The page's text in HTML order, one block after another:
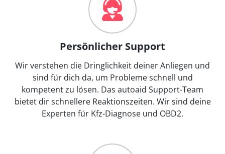
Persönlicher Support
Wir verstehen die Dringlichkeit deiner Anliegen und
sind für dich da, um Probleme schnell und
kompetent zu lösen. Das autoaid Support-Team
bietet dir schnellere Reaktionszeiten. Wir sind deine
Experten für Kfz-Diagnose und OBD2.